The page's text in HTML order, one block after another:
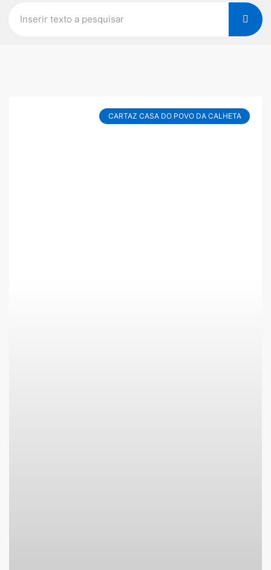
CARTAZ CASA DO POVO DA CALHETA